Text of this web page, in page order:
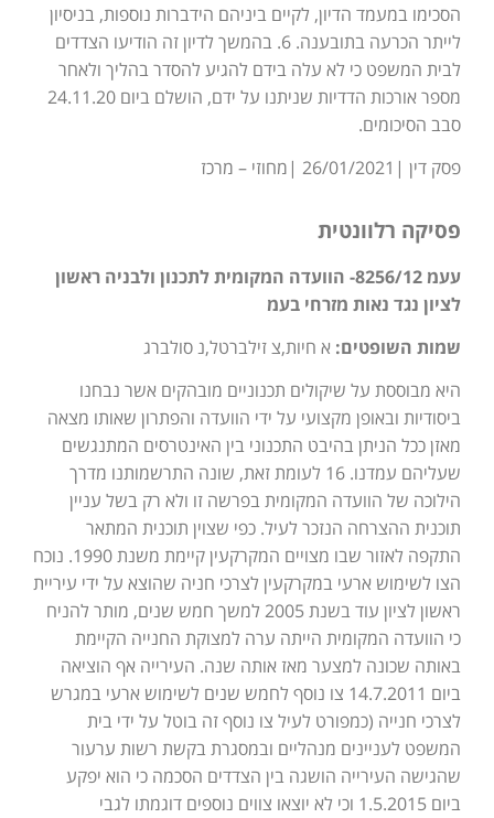
הסכימו במעמד הדיון, לקיים ביניהם הידברות נוספות, בניסיון
לייתר הכרעה בתובענה. 6. בהמשך לדיון זה הודיעו הצדדים
לבית המשפט כי לא עלה בידם להגיע להסדר בהליך ולאחר
מספר אורכות הדדיות שניתנו על ידם, הושלם ביום 24.11.20
סבב הסיכומים.
פסק דין |26/01/2021 |מחוזי – מרכז
פסיקה רלוונטית
עעמ 8256/12- הוועדה המקומית לתכנון ולבניה ראשון
לציון נגד נאות מזרחי בעמ
שמות השופטים: א חיות,צ זילברטל,נ סולברג
היא מבוססת על שיקולים תכנוניים מובהקים אשר נבחנו
ביסודיות ובאופן מקצועי על ידי הוועדה והפתרון שאותו מצאה
מאזן ככל הניתן בהיבט התכנוני בין האינטרסים המתנגשים
שעליהם עמדנו. 16 לעומת זאת, שונה התרשמותנו מדרך
הילוכה של הוועדה המקומית בפרשה זו ולא רק בשל עניין
תוכנית ההצרחה הנזכר לעיל. כפי שצוין תוכנית המתאר
התקפה לאזור שבו מצויים המקרקעין קיימת משנת 1990. נוכח
הצו לשימוש ארעי במקרקעין לצרכי חניה שהוצא על ידי עיריית
ראשון לציון עוד בשנת 2005 למשך חמש שנים, מותר להניח
כי הוועדה המקומית הייתה ערה למצוקת החנייה הקיימת
באותה שכונה למצער מאז אותה שנה. העירייה אף הוציאה
ביום 14.7.2011 צו נוסף לחמש שנים לשימוש ארעי במגרש
לצרכי חנייה (כמפורט לעיל צו נוסף זה בוטל על ידי בית
המשפט לעניינים מנהליים ובמסגרת בקשת רשות ערעור
שהגישה העירייה הושגה בין הצדדים הסכמה כי הוא יפקע
ביום 1.5.2015 וכי לא יוצאו צווים נוספים דוגמתו לגבי